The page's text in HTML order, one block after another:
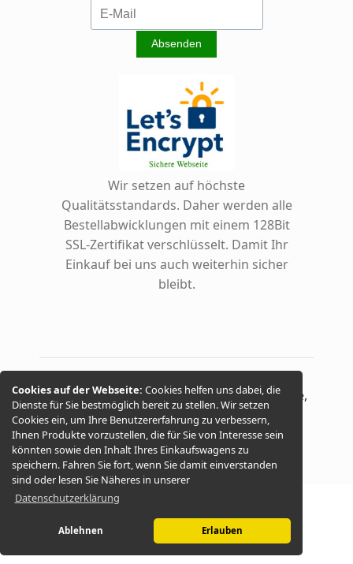
Cookies auf der Webseite:Cookies helfen uns dabei, die
Dienste für Sie bestmöglich bereit zu stellen. Wir setzen
Cookies ein, um Ihre Benutzererfahrung zu verbessern,
Ihnen Produkte vorzustellen, die für Sie von Interesse sein
könnten sowie den Inhalt Ihres Einkaufswagens zu
speichern. Fahren Sie fort, wenn Sie damit einverstanden
sind oder lesen Sie Näheres in unserer
Datenschutzerklärung
Ablehnen Erlauben
Wir setzen auf höchste
Qualitätsstandards. Daher werden alle
Bestellabwicklungen mit einem 128Bit
SSL-Zertifikat verschlüsselt. Damit Ihr
Einkauf bei uns auch weiterhin sicher
bleibt.
© 2026 -ungarische Spezialitäten, Gewürze,
Salami, Palinka, Weine